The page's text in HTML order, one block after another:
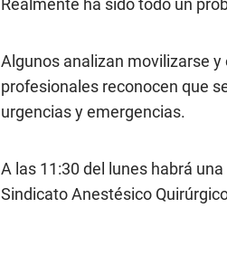
Realmente ha sido todo un
Algunos analizan movilizarse
profesionales reconocen que
urgencias y emergencias.
A las 11:30 del lunes habrá
Sindicato Anestésico